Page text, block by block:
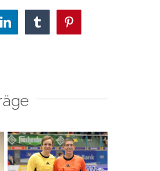
LinkedInTumblrPinterest